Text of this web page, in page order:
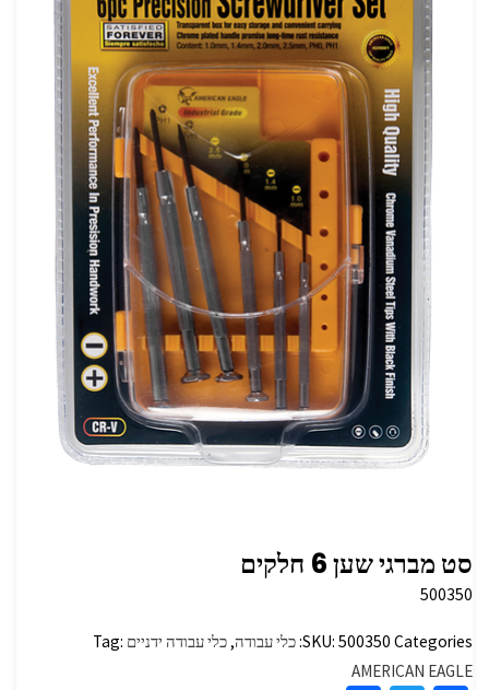
סט מברגי שען 6 חלקים
500350
SKU: 500350 Categories: כלי עבודה,כלי עבודה ידניים Tag:
AMERICAN EAGLE